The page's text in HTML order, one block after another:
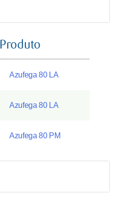
Produto
Azufega 80 LA
Azufega 80 LA
Azufega 80 PM